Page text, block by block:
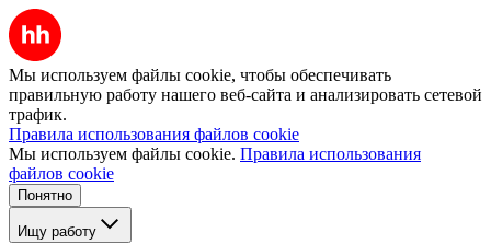
Мы используем файлы cookie, чтобы обеспечивать
правильную работу нашего веб-сайта и анализировать сетевой
трафик.
Правила использования файлов cookie
Мы используем файлы cookie. Правила использования
файлов cookie
Понятно
Ищу работу